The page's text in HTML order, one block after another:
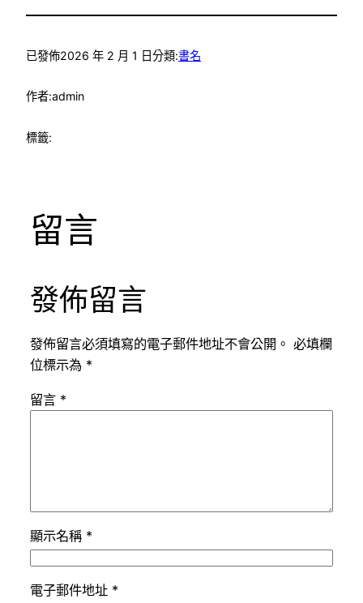
已發佈2026 年 2 月 1 日分類:書名
作者:admin
標籤:
留言
發佈留言
發佈留言必須填寫的電子郵件地址不會公開。 必填欄
位標示為 *
留言 *
顯示名稱 *
電子郵件地址 *